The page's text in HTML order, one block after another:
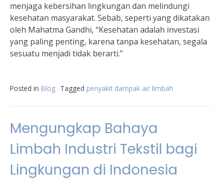
menjaga kebersihan lingkungan dan melindungi
kesehatan masyarakat. Sebab, seperti yang dikatakan
oleh Mahatma Gandhi, “Kesehatan adalah investasi
yang paling penting, karena tanpa kesehatan, segala
sesuatu menjadi tidak berarti.”
Posted in Blog Tagged penyakit dampak air limbah
Mengungkap Bahaya
Limbah Industri Tekstil bagi
Lingkungan di Indonesia